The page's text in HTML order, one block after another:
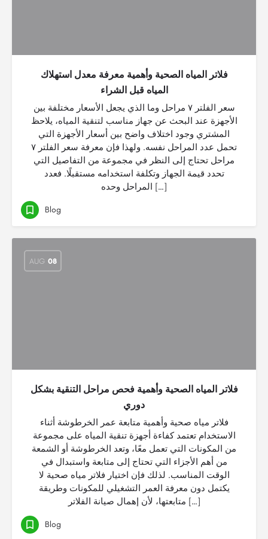
فلاتر المياه الصحية وأهمية معرفة معدل استهلاك
المياه قبل الشراء
سعر الفلتر ٧ مراحل وما الذي يجعل الأسعار مختلفة بين
الأجهزة عند البحث عن جهاز مناسب لتنقية المياه، يلاحظ
المشتري وجود اختلاف واضح بين أسعار الأجهزة التي
تحمل عدد المراحل نفسه. ولهذا فإن معرفة سعر الفلتر ٧
مراحل تحتاج إلى النظر في مجموعة من التفاصيل التي
تحدد قيمة الجهاز وتكلفة استخدامه مستقبلًا. فعدد
المراحل وحده […]
Blog
AUG 08
فلاتر المياه الصحية وأهمية فحص مراحل التنقية بشكل
دوري
فلاتر مياه صحية وأهمية متابعة عمر الخرطوشة أثناء
الاستخدام تعتمد كفاءة أجهزة تنقية المياه على مجموعة
من المكونات التي تعمل معًا، وتعد الخرطوشة أو الشمعة
من أهم الأجزاء التي تحتاج إلى متابعة واستبدال في
الوقت المناسب. لذلك فإن اختيار فلاتر مياه صحية لا
يكتمل دون معرفة العمر التشغيلي للمكونات وطريقة
متابعتها، لأن إهمال صيانة الفلاتر […]
Blog